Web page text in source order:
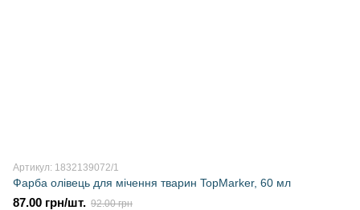
Артикул: 1832139072/1
Фарба олівець для мічення тварин TopMarker, 60 мл
87.00 грн/шт. 92.00 грн